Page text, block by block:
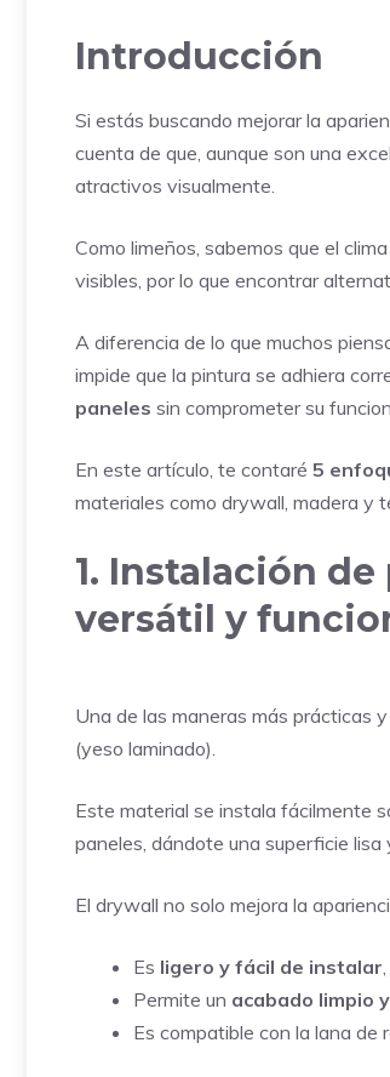
Introducción
Si estás buscando mejorar la
cuenta de que, aunque son una
atractivos visualmente.
Como limeños, sabemos que el
visibles, por lo que encontrar
A diferencia de lo que muchos
impide que la pintura se adhiera
paneles sin comprometer su
En este artículo, te contaré 5
materiales como drywall, madera y
1. Instalación
versátil y
Una de las maneras más prácticas
(yeso laminado).
Este material se instala fácilmente
paneles, dándote una superficie
El drywall no solo mejora la
Es ligero y fácil de instalar
Permite un acabado limpio
Es compatible con la lana de